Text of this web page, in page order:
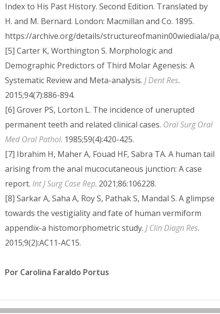
Index to His Past History. Second Edition. Translated by
H. and M. Bernard. London: Macmillan and Co. 1895.
https://archive.org/details/structureofmanin00wiediala/
[5] Carter K, Worthington S. Morphologic and
Demographic Predictors of Third Molar Agenesis: A
Systematic Review and Meta-analysis. J Dent Res.
2015;94(7):886-894.
[6] Grover PS, Lorton L. The incidence of unerupted
permanent teeth and related clinical cases. Oral Surg Oral
Med Oral Pathol. 1985;59(4):420-425.
[7] Ibrahim H, Maher A, Fouad HF, Sabra TA. A human tail
arising from the anal mucocutaneous junction: A case
report. Int J Surg Case Rep. 2021;86:106228.
[8] Sarkar A, Saha A, Roy S, Pathak S, Mandal S. A glimpse
towards the vestigiality and fate of human vermiform
appendix-a histomorphometric study. J Clin Diagn Res.
2015;9(2):AC11-AC15.
Por Carolina Faraldo Portus